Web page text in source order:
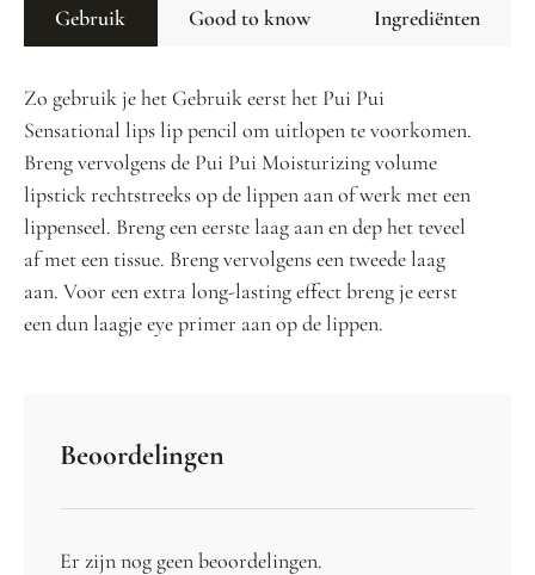
Gebruik Good to know Ingrediënten
Zo gebruik je het Gebruik eerst het Pui Pui
Sensational lips lip pencil om uitlopen te voorkomen.
Breng vervolgens de Pui Pui Moisturizing volume
lipstick rechtstreeks op de lippen aan of werk met een
lippenseel. Breng een eerste laag aan en dep het teveel
af met een tissue. Breng vervolgens een tweede laag
aan. Voor een extra long-lasting effect breng je eerst
een dun laagje eye primer aan op de lippen.
Beoordelingen
Er zijn nog geen beoordelingen.